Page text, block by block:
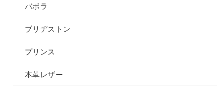
バボラ
ブリヂストン
プリンス
本革レザー